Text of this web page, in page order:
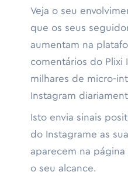
Veja o seu
que os seus
aumentam na
comentários do Plixi
milhares de micro-
Instagram
Isto envia sinais
do Instagrame as
aparecem na
o seu alcance.